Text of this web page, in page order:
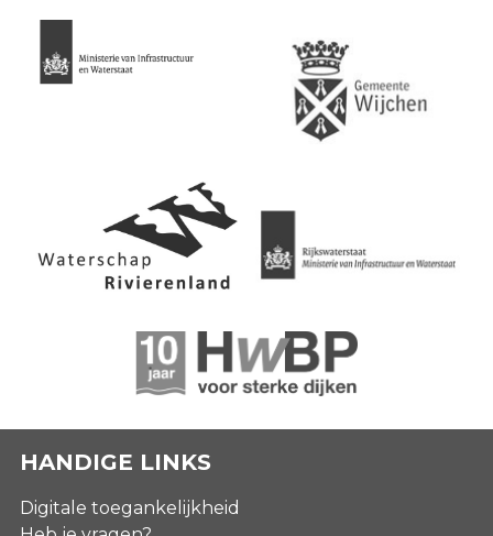
HANDIGE LINKS
Digitale toegankelijkheid